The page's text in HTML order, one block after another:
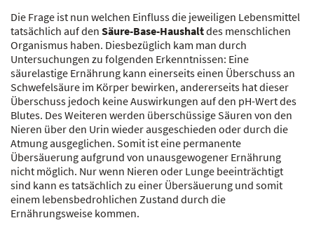
Die Frage ist nun welchen Einfluss die jeweiligen Lebensmittel
tatsächlich auf den Säure-Base-Haushaltdes menschlichen
Organismus haben. Diesbezüglich kam man durch
Untersuchungen zu folgenden Erkenntnissen: Eine
säurelastige Ernährung kann einerseits einen Überschuss an
Schwefelsäure im Körper bewirken, andererseits hat dieser
Überschuss jedoch keine Auswirkungen auf den pH-Wert des
Blutes. Des Weiteren werden überschüssige Säuren von den
Nieren über den Urin wieder ausgeschieden oder durch die
Atmung ausgeglichen. Somit ist eine permanente
Übersäuerung aufgrund von unausgewogener Ernährung
nicht möglich. Nur wenn Nieren oder Lunge beeinträchtigt
sind kann es tatsächlich zu einer Übersäuerung und somit
einem lebensbedrohlichen Zustand durch die
Ernährungsweise kommen.